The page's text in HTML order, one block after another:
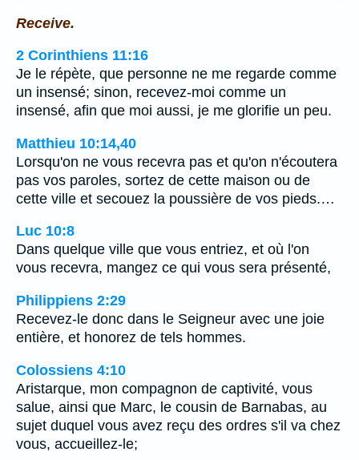
Receive.
2 Corinthiens 11:16
Je le répète, que personne ne me regarde comme
un insensé; sinon, recevez-moi comme un
insensé, afin que moi aussi, je me glorifie un peu.
Matthieu 10:14,40
Lorsqu'on ne vous recevra pas et qu'on n'écoutera
pas vos paroles, sortez de cette maison ou de
cette ville et secouez la poussière de vos pieds.…
Luc 10:8
Dans quelque ville que vous entriez, et où l'on
vous recevra, mangez ce qui vous sera présenté,
Philippiens 2:29
Recevez-le donc dans le Seigneur avec une joie
entière, et honorez de tels hommes.
Colossiens 4:10
Aristarque, mon compagnon de captivité, vous
salue, ainsi que Marc, le cousin de Barnabas, au
sujet duquel vous avez reçu des ordres s'il va chez
vous, accueillez-le;